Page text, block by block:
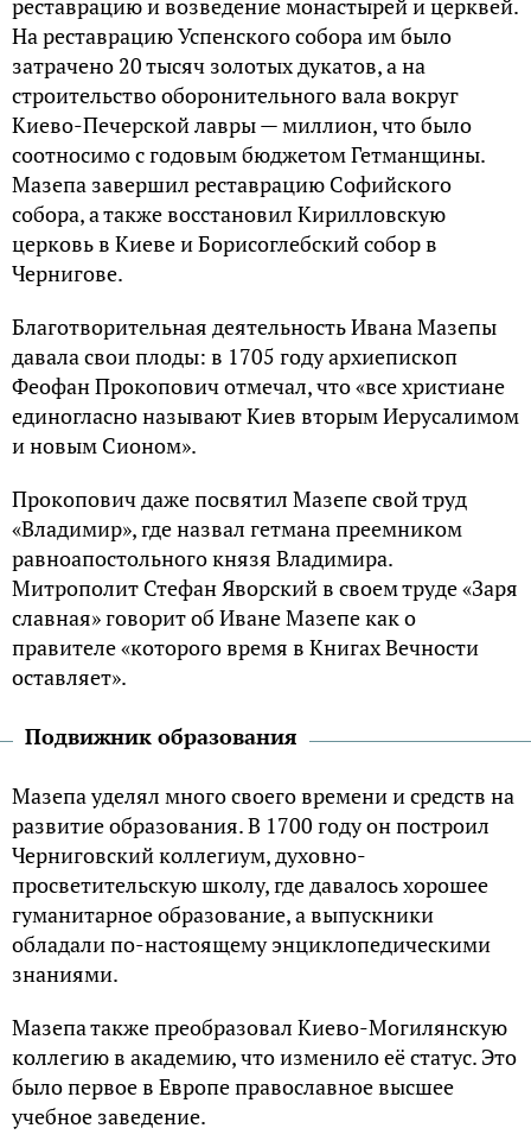
реставрацию и возведение монастырей и церквей.
На реставрацию Успенского собора им было
затрачено 20 тысяч золотых дукатов, а на
строительство оборонительного вала вокруг
Киево-Печерской лавры — миллион, что было
соотносимо с годовым бюджетом Гетманщины.
Мазепа завершил реставрацию Софийского
собора, а также восстановил Кирилловскую
церковь в Киеве и Борисоглебский собор в
Чернигове.
Благотворительная деятельность Ивана Мазепы
давала свои плоды: в 1705 году архиепископ
Феофан Прокопович отмечал, что «все христиане
единогласно называют Киев вторым Иерусалимом
и новым Сионом».
Прокопович даже посвятил Мазепе свой труд
«Владимир», где назвал гетмана преемником
равноапостольного князя Владимира.
Митрополит Стефан Яворский в своем труде «Заря
славная» говорит об Иване Мазепе как о
правителе «которого время в Книгах Вечности
оставляет».
Подвижник образования
Мазепа уделял много своего времени и средств на
развитие образования. В 1700 году он построил
Черниговский коллегиум, духовно-
просветительскую школу, где давалось хорошее
гуманитарное образование, а выпускники
обладали по-настоящему энциклопедическими
знаниями.
Мазепа также преобразовал Киево-Могилянскую
коллегию в академию, что изменило её статус. Это
было первое в Европе православное высшее
учебное заведение.